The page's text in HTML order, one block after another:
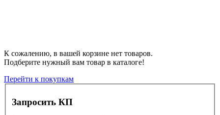
К сожалению, в вашей корзине нет товаров.
Подберите нужный вам товар в каталоге!
Перейти к покупкам
Запросить КП